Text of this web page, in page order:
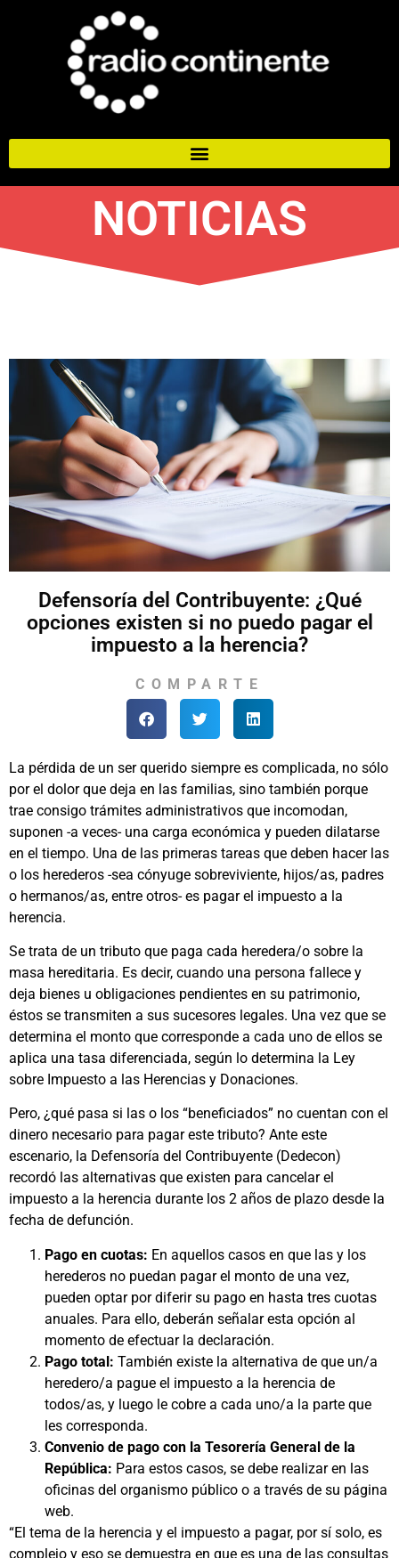
NOTICIAS
Defensoría del Contribuyente: ¿Qué
opciones existen si no puedo pagar el
impuesto a la herencia?
COMPARTE
La pérdida de un ser querido siempre es complicada, no sólo
por el dolor que deja en las familias, sino también porque
trae consigo trámites administrativos que incomodan,
suponen -a veces- una carga económica y pueden dilatarse
en el tiempo. Una de las primeras tareas que deben hacer las
o los herederos -sea cónyuge sobreviviente, hijos/as, padres
o hermanos/as, entre otros- es pagar el impuesto a la
herencia.
Se trata de un tributo que paga cada heredera/o sobre la
masa hereditaria. Es decir, cuando una persona fallece y
deja bienes u obligaciones pendientes en su patrimonio,
éstos se transmiten a sus sucesores legales. Una vez que se
determina el monto que corresponde a cada uno de ellos se
aplica una tasa diferenciada, según lo determina la Ley
sobre Impuesto a las Herencias y Donaciones.
Pero, ¿qué pasa si las o los “beneficiados” no cuentan con el
dinero necesario para pagar este tributo? Ante este
escenario, la Defensoría del Contribuyente (Dedecon)
recordó las alternativas que existen para cancelar el
impuesto a la herencia durante los 2 años de plazo desde la
fecha de defunción.
Pago en cuotas: En aquellos casos en que las y los
herederos no puedan pagar el monto de una vez,
pueden optar por diferir su pago en hasta tres cuotas
anuales. Para ello, deberán señalar esta opción al
momento de efectuar la declaración.
Pago total: También existe la alternativa de que un/a
heredero/a pague el impuesto a la herencia de
todos/as, y luego le cobre a cada uno/a la parte que
les corresponda.
Convenio de pago con la Tesorería General de la
República: Para estos casos, se debe realizar en las
oficinas del organismo público o a través de su página
web.
“El tema de la herencia y el impuesto a pagar, por sí solo, es
complejo y eso se demuestra en que es una de las consultas